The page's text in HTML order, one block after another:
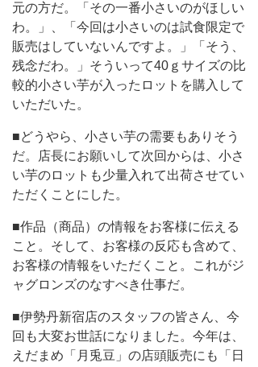
元の方だ。「その一番小さいのがほしい
わ。」、「今回は小さいのは試食限定で
販売はしていないんですよ。」「そう、
残念だわ。」そういって40ｇサイズの比
較的小さい芋が入ったロットを購入して
いただいた。
■どうやら、小さい芋の需要もありそう
だ。店長にお願いして次回からは、小さ
い芋のロットも少量入れて出荷させてい
ただくことにした。
■作品（商品）の情報をお客様に伝える
こと。そして、お客様の反応も含めて、
お客様の情報をいただくこと。これがジ
ャグロンズのなすべき仕事だ。
■伊勢丹新宿店のスタッフの皆さん、今
回も大変お世話になりました。今年は、
えだまめ「月兎豆」の店頭販売にも「日